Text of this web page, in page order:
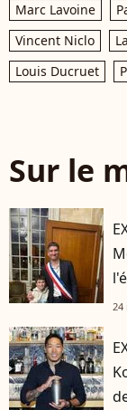
Marc Lavoine
Vincent Niclo
Louis Ducruet
Sur le
24